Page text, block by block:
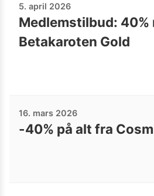
5. april 2026
Medlemstilbud: 40%
Betakaroten Gold
16. mars 2026
-40% på alt fra